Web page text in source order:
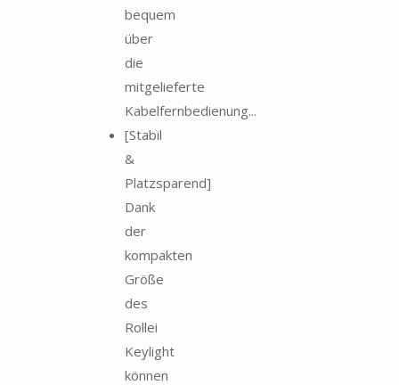
bequem
über
die
mitgelieferte
Kabelfernbedienung...
[Stabil
&
Platzsparend]
Dank
der
kompakten
Größe
des
Rollei
Keylight
können